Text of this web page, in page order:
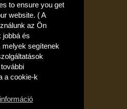
to ensure you get
website. ( A
az Ön
jobbá és
melyek segítenek
a cookie-k
ajánlatok
Fiók
Kívánságlista